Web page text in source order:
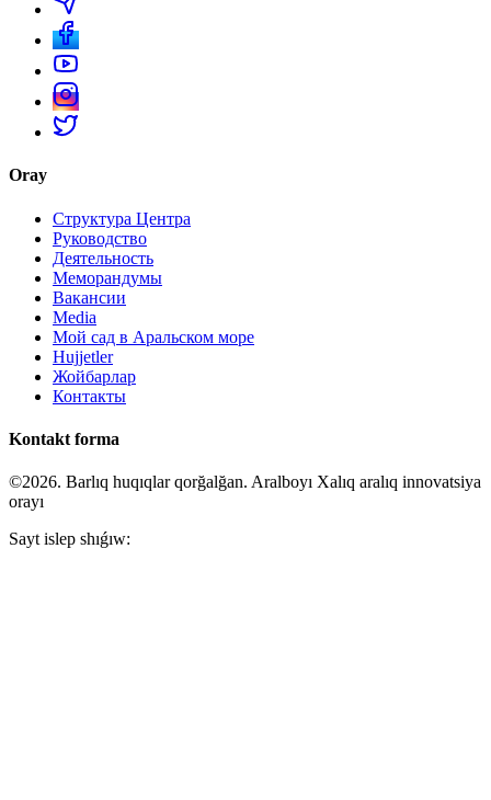
Oray
Структура Центра
Руководство
Деятельность
Меморандумы
Вакансии
Media
Мой сад в Аральском море
Hujjetler
Жойбарлар
Контакты
Kontakt forma
©2026. Barlıq huqıqlar qorğalğan. Aralboyı Xalıq aralıq innovatsiya
orayı
Sayt islep shıǵıw: